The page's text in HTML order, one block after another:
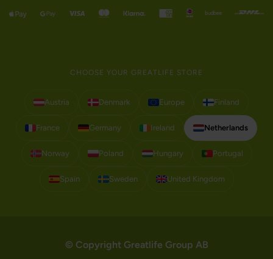
CHOOSE YOUR GREATLIFE STORE
Austria Denmark Europe Finland
France Germany Ireland Netherlands
Norway Poland Hungary Portugal
Spain Sweden United Kingdom
© Copyright Greatlife Group AB